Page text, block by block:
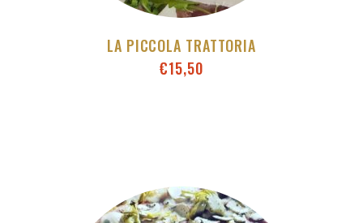
LA PICCOLA TRATTORIA
€15,50